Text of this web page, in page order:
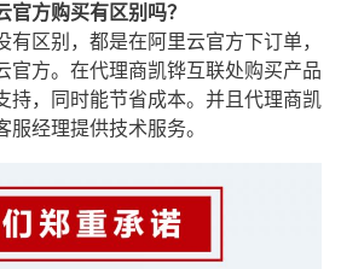
方购买有区别吗？
区别，都是在阿里云官方下订单，
官方。在代理商凯铧互联处购买产品
持，同时能节省成本。并且代理商凯
经理提供技术服务。